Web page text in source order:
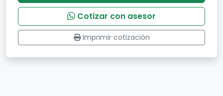
Cotizar con asesor
Imprimir cotización